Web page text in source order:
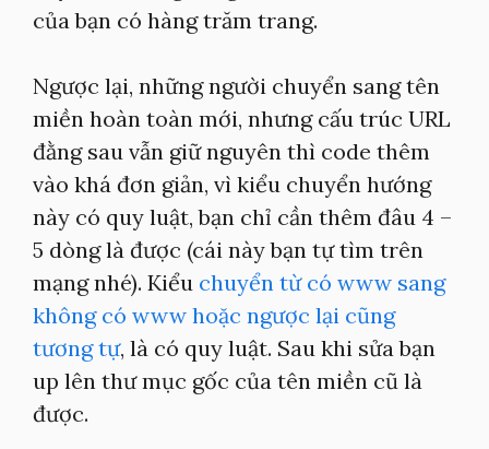
của bạn có hàng trăm trang.
Ngược lại, những người chuyển sang tên
miền hoàn toàn mới, nhưng cấu trúc URL
đằng sau vẫn giữ nguyên thì code thêm
vào khá đơn giản, vì kiểu chuyển hướng
này có quy luật, bạn chỉ cần thêm đâu 4 –
5 dòng là được (cái này bạn tự tìm trên
mạng nhé). Kiểu chuyển từ có www sang
không có www hoặc ngược lại cũng
tương tự, là có quy luật. Sau khi sửa bạn
up lên thư mục gốc của tên miền cũ là
được.